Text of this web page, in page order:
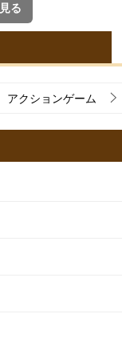
る
アクションゲーム